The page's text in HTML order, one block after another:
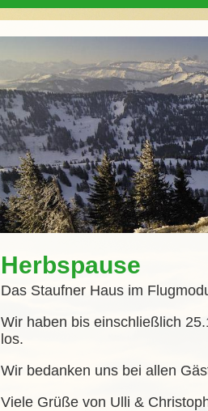
Herbspause
Das Staufner Haus im
Wir haben bis einschließlich
los.
Wir bedanken uns bei allen
Viele Grüße von Ulli &